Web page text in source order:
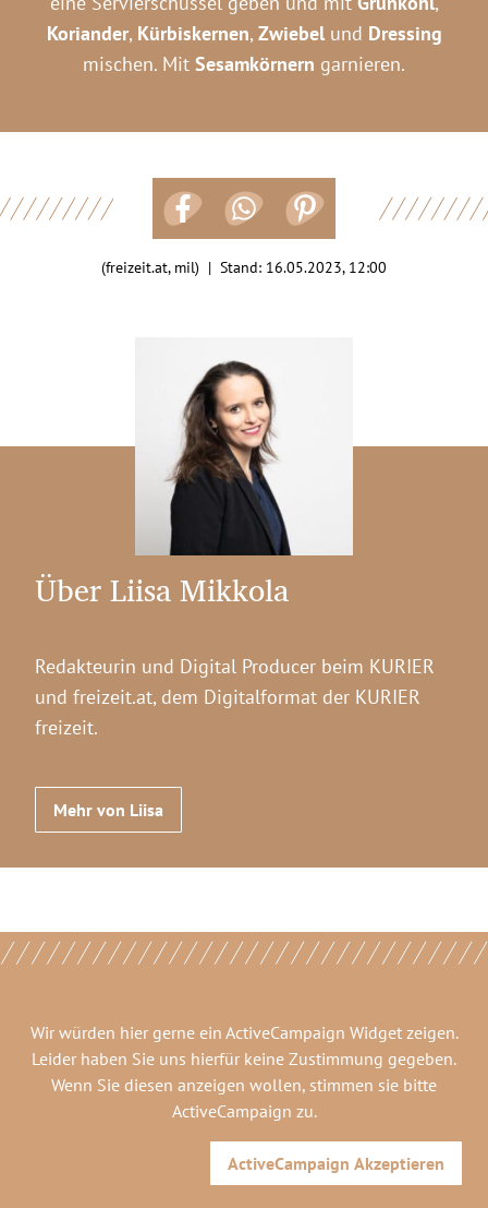
Koriander, Kürbiskernen, Zwiebelund Dressing
mischen. Mit Sesamkörnern garnieren.
(freizeit.at, mil) | Stand: 16.05.2023, 12:00
Über Liisa Mikkola
Redakteurin und Digital Producer beim KURIER
und freizeit.at, dem Digitalformat der KURIER
freizeit.
Mehr von Liisa
Wir würden hier gerne ein ActiveCampaign Widgetzeigen.
Leider haben Sie uns hierfür keine Zustimmung gegeben.
Wenn Sie diesen anzeigen wollen, stimmen sie bitte
ActiveCampaign zu.
ActiveCampaign Akzeptieren